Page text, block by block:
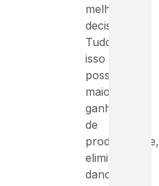
melhores
decisões.
Tudo
isso
possibilita
maior
ganho
de
produtividade,
elimina
danos